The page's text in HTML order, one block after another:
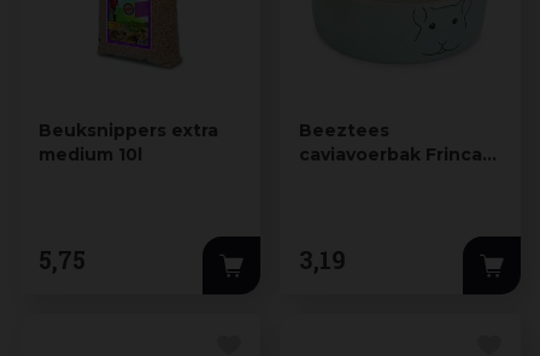
Beuksnippers extra
medium 10l
5,75
Beeztees
caviavoerbak Frinca
3,19